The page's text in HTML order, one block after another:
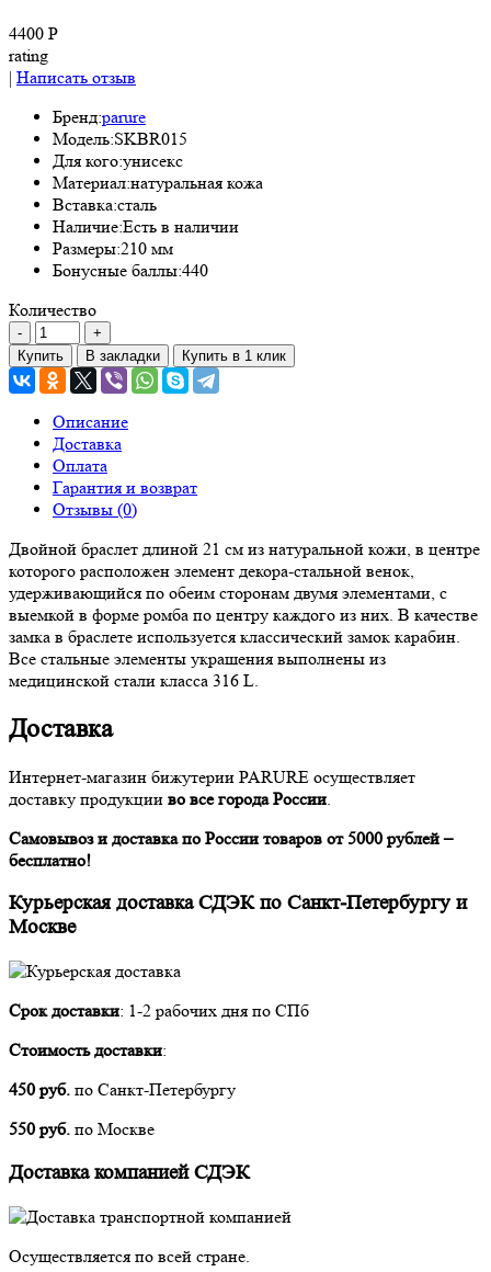
4400 Р
rating
| Написать отзыв
Бренд:parure
Модель:SKBR015
Для кого:унисекс
Материал:натуральная кожа
Вставка:сталь
Наличие:Есть в наличии
Размеры:210 мм
Бонусные баллы:440
Количество
Купить В закладки Купить в 1 клик
Описание
Доставка
Оплата
Гарантия и возврат
Отзывы (0)
Двойной браслет длиной 21 см из натуральной кожи, в центре
которого расположен элемент декора-стальной венок,
удерживающийся по обеим сторонам двумя элементами, с
выемкой в форме ромба по центру каждого из них. В качестве
замка в браслете используется классический замок карабин.
Все стальные элементы украшения выполнены из
медицинской стали класса 316 L.
Доставка
Интернет-магазин бижутерии PARURE осуществляет
доставку продукции во все города России
Самовывоз и доставка по России товаров от 5000 рублей –
бесплатно!
Курьерская доставка СДЭК по Санкт-Петербургу и
Москве
Срок доставки: 1-2 рабочих дня по СПб
Стоимость доставки:
450 руб. по Санкт-Петербургу
550 руб. по Москве
Доставка компанией СДЭК
Осуществляется по всей стране.